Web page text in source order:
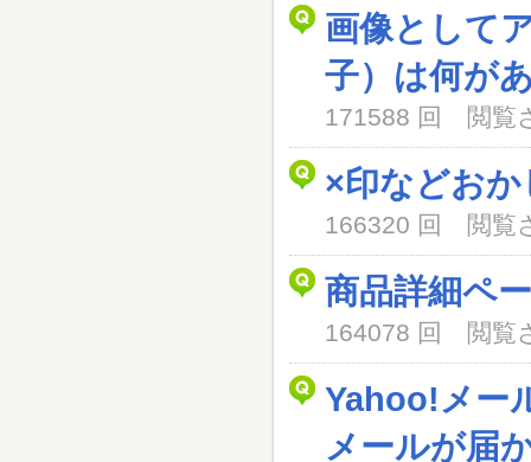
画像として
子）は何が
171588 回 閲覧
×印などお
166320 回 閲覧
商品詳細ペ
164078 回 閲覧
Yahoo!メー
メールが届